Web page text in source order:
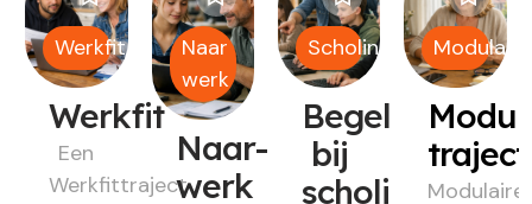
Werkfit
Werkfit
Een
Werkfittraject
Naar
werk
Naar-
werk
Scholing
Begeleiding
bij
scholing
Modulair
Modulaire